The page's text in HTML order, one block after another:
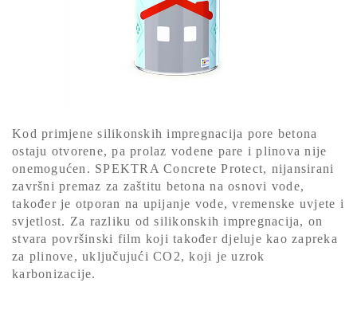
Kod primjene silikonskih impregnacija pore betona
ostaju otvorene, pa prolaz vodene pare i plinova nije
onemogućen. SPEKTRA Concrete Protect, nijansirani
završni premaz za zaštitu betona na osnovi vode,
također je otporan na upijanje vode, vremenske uvjete i
svjetlost. Za razliku od silikonskih impregnacija, on
stvara površinski film koji također djeluje kao zapreka
za plinove, uključujući CO2, koji je uzrok
karbonizacije.